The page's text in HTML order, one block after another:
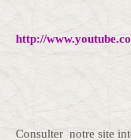
http://
Consulter notre site